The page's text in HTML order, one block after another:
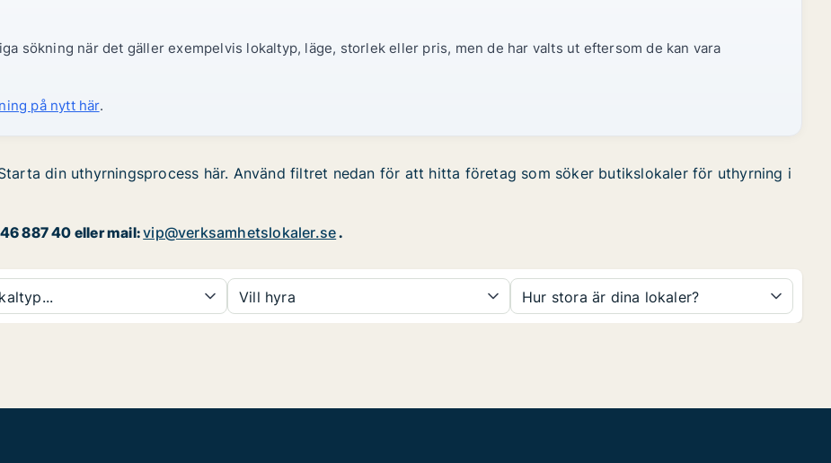
sökning när det gäller exempelvis lokaltyp, läge, storlek eller pris, men de har valts ut eftersom de kan vara
på nytt här.
din uthyrningsprocess här. Använd filtret nedan för att hitta företag som söker butikslokaler för uthyrning i
887 40 eller mail:vip@verksamhetslokaler.se.
Vill hyra Hur stora är dina lokaler?